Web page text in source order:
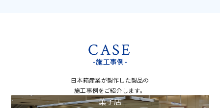
CASE
-施工事例-
日本箱産業が製作した製品の
施工事例をご紹介します。
菓子店